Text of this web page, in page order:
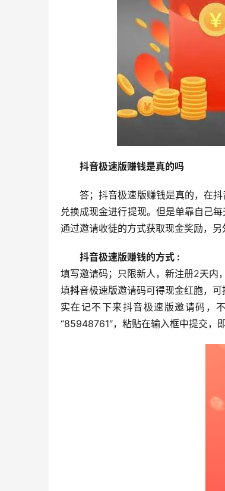
抖音极速版赚钱是真的吗
答；抖音极速版赚钱是真的，在
兑换成现金进行提现。但是单靠自己
通过邀请收徒的方式获取现金奖励，
抖音极速版赚钱的方式 :
填写邀请码；只限新人，新注册2天内
填抖音极速版邀请码可得现金红胞，
实在记不下来抖音极速版邀请码，
“85948761″，粘贴在输入框中提交，